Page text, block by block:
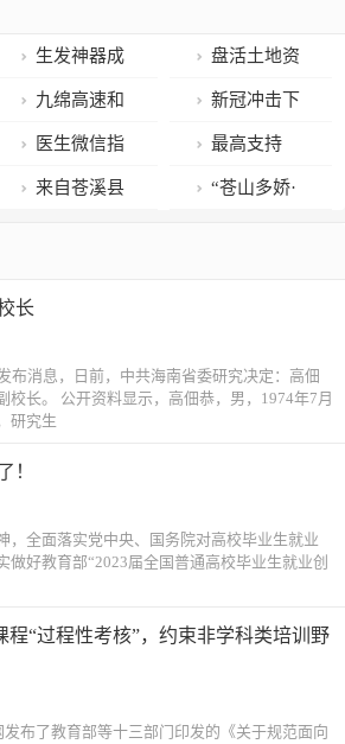
生发神器成
本仅20元？
盘活土地资
源 加速推进低
效园优化改造
九绵高速和
广平高速平武
段通车 白马文
新冠冲击下
的妇产科：第
一批男性患者
医生微信指
导治疗 80岁重
最高支持
1000万元 《成
来自苍溪县
者”：2023年
“苍山多娇·
上宣讲会
长
布消息，日前，中共海南省委研究决定：高佃
校长。 公开资料显示，高佃恭，男，1974年7月
研究生
！
，全面落实党中央、国务院对高校毕业生就业
做好教育部“2023届全国普通高校毕业生就业创
程“过程性考核”，约束非学科类培训野
布了教育部等十三部门印发的《关于规范面向